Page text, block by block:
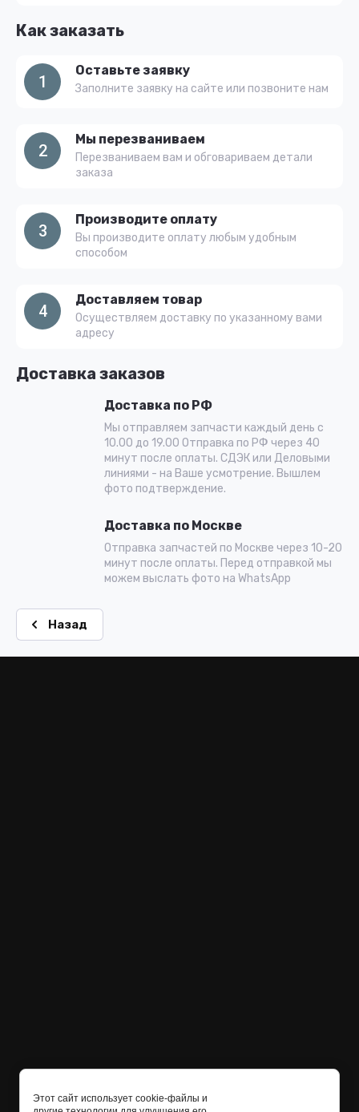
Доставка заказов
Доставка по РФ
Мы отправляем запчасти каждый день с
10.00 до 19.00 Отправка по РФ через 40
минут после оплаты. СДЭК или Деловыми
линиями - на Ваше усмотрение. Вышлем
фото подтверждение.
Доставка по Москве
Отправка запчастей по Москве через 10-20
минут после оплаты. Перед отправкой мы
можем выслать фото на WhatsApp
Как заказать
1
Оставьте заявку
Заполните заявку на сайте или позвоните нам
2
Мы перезваниваем
Перезваниваем вам и обговариваем детали
заказа
3
Производите оплату
Вы производите оплату любым удобным
способом
4
Доставляем товар
Осуществляем доставку по указанному вами
адресу
Назад
Этот сайт использует cookie-файлы и